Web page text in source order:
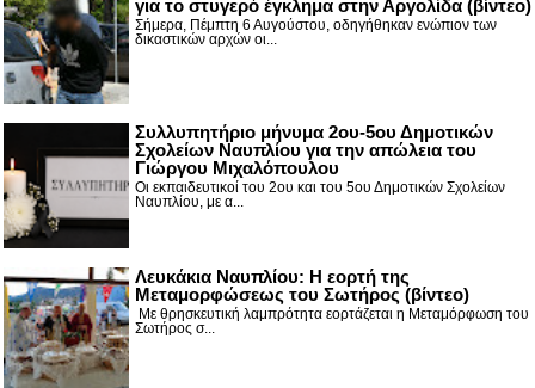
για το στυγερό έγκλημα στην Αργολίδα (βίντεο)
Σήμερα, Πέμπτη 6 Αυγούστου, οδηγήθηκαν ενώπιον των
δικαστικών αρχών οι...
Συλλυπητήριο μήνυμα 2ου-5ου Δημοτικών
Σχολείων Ναυπλίου για την απώλεια του
Γιώργου Μιχαλόπουλου
Οι εκπαιδευτικοί του 2ου και του 5ου Δημοτικών Σχολείων
Ναυπλίου, με α...
Λευκάκια Ναυπλίου: Η εορτή της
Μεταμορφώσεως του Σωτήρος (βίντεο)
Με θρησκευτική λαμπρότητα εορτάζεται η Μεταμόρφωση του
Σωτήρος σ...